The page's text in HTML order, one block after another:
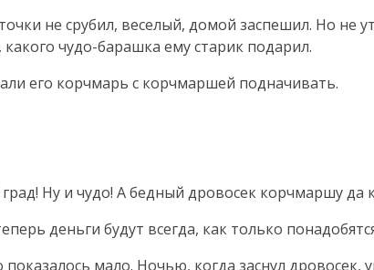
не срубил, веселый, домой заспешил. Но не
чудо-барашка ему старик подарил.
его корчмарь с корчмаршей подначивать.
Ну и чудо! А бедный дровосек корчмаршу да
деньги будут всегда, как только
мало. Ночью, когда заснул дровосек,